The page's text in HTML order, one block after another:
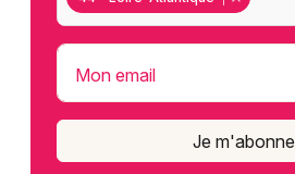
Mon email
Je m'abonne